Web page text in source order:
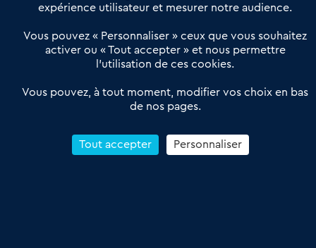
Derniers articles
Réseau 3C : un partenaire national dédié aux transactions
Petitscommerces : Un partenariat au service du commerce de
proximité et des territoires
Reprendre un Restaurant Rapide
expérience utilisateur et mesurer notre audience.
Vous pouvez « Personnaliser » ceux que vous souhaitez
activer ou « Tout accepter » et nous permettre
l’utilisation de ces cookies.
Vous pouvez, à tout moment, modifier vos choix en bas
de nos pages.
Tout accepter Personnaliser